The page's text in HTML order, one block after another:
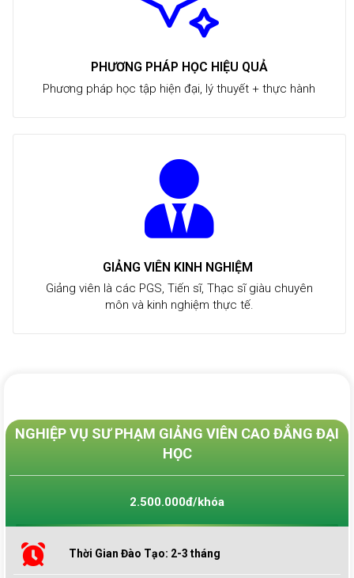
PHƯƠNG PHÁP HỌC HIỆU QUẢ
Phương pháp học tập hiện đại, lý thuyết + thực hành
GIẢNG VIÊN KINH NGHIỆM
Giảng viên là các PGS, Tiến sĩ, Thạc sĩ giàu chuyên
môn và kinh nghiệm thực tế.
NGHIỆP VỤ SƯ PHẠM GIẢNG VIÊN CAO ĐẲNG ĐẠI
HỌC
2.500.000đ/khóa
Thời Gian Đào Tạo: 2-3 tháng